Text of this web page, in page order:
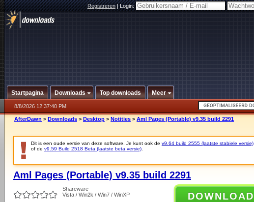
Registreren|Login:
Startpagina Downloads Top downloads Meer
8/8/2026 12:37:40 PM
AfterDawn > Downloads > Desktop > Notities > Aml Pages (Portable) v9.35 build 2291
Dit is een oude versie van deze software. Je kunt ook de v9.64 build 2555 (laatste stabiele versie)
of de v9.59 Build 2518 Beta (laatste beta versie)
Aml Pages (Portable) v9.35 build 2291
Shareware
Vista / Win2k / Win7 / WinXP
DOWNLOAD